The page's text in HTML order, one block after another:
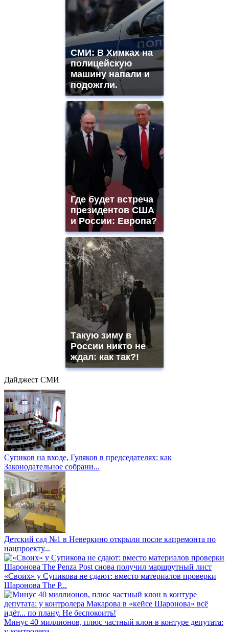
СМИ: В Химках на
полицейскую
машину напали и
подожгли.
Где будет встреча
президентов США
и России: Европа?
Такую зиму в
России никто не
ждал: как так?!
Дайджест СМИ
Супиков на входе, Гуляков в председателях: как
Законодательное собрани...
Детский сад №1 в Неверкино открыли после капремонта по
нацпроекту...
«Своих» у Супикова не сдают: вместо материалов проверки
Шаронова The P...
Минус 40 миллионов, плюс частный клон в контуре депутата: